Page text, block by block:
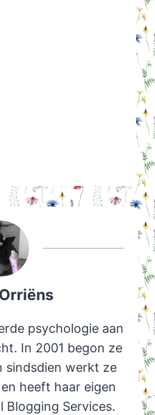
psychologie aan
In 2001 begon ze
sindsdien werkt ze
heeft haar eigen
Blogging Services.